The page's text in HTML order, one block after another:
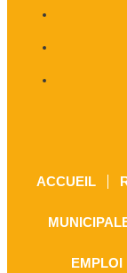
ACCUEIL
EMPLOI